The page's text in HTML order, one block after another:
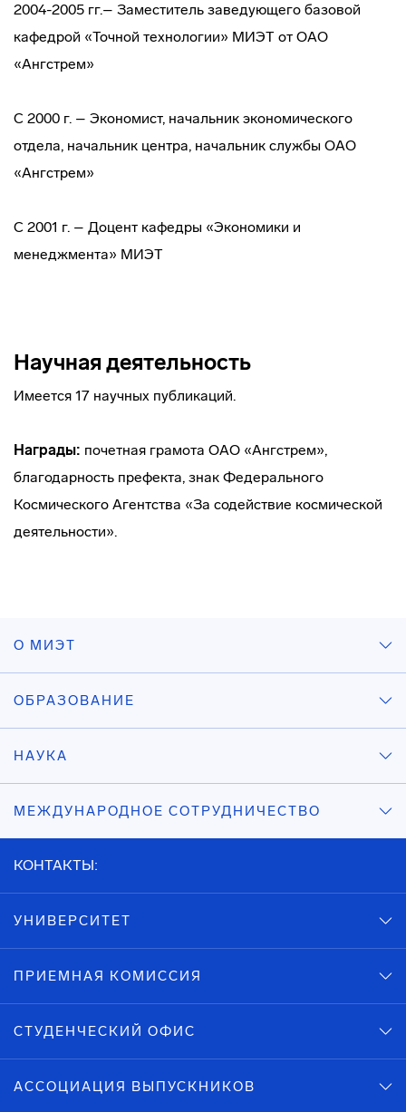
2004-2005 гг.– Заместитель заведующего базовой
кафедрой «Точной технологии» МИЭТ от ОАО
«Ангстрем»
С 2000 г. – Экономист, начальник экономического
отдела, начальник центра, начальник службы ОАО
«Ангстрем»
С 2001 г. – Доцент кафедры «Экономики и
менеджмента» МИЭТ
Научная деятельность
Имеется 17 научных публикаций.
Награды: почетная грамота ОАО «Ангстрем»,
благодарность префекта, знак Федерального
Космического Агентства «За содействие космической
деятельности».
О МИЭТ
ОБРАЗОВАНИЕ
НАУКА
МЕЖДУНАРОДНОЕ СОТРУДНИЧЕСТВО
КОНТАКТЫ:
УНИВЕРСИТЕТ
ПРИЕМНАЯ КОМИССИЯ
СТУДЕНЧЕСКИЙ ОФИС
АССОЦИАЦИЯ ВЫПУСКНИКОВ